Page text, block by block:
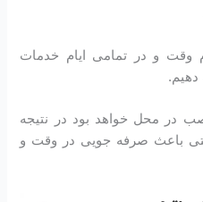
وقت و در تمامی ایام خدمات
دهیم.
در محل خواهد بود در نتیجه
باعث صرفه جویی در وقت و